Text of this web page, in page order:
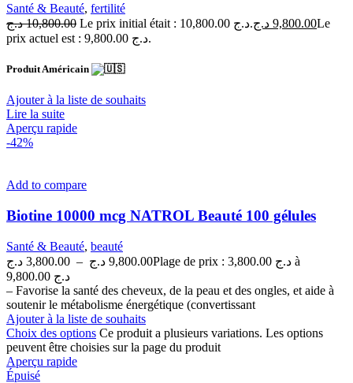
Santé & Beauté, fertilité
10,800.00 د.ج Le prix initial était : 10,800.00 د.ج. 9,800.00 د.ج
Le
prix actuel est : 9,800.00 د.ج.
Produit Américain
Ajouter à la liste de souhaits
Lire la suite
Aperçu rapide
-42%
Add to compare
Biotine 10000 mcg NATROL Beauté 100 gélules
Santé & Beauté, beauté
3,800.00 د.ج – 9,800.00 د.ج
Plage de prix : 3,800.00 د.ج à
9,800.00 د.ج
– Favorise la santé des cheveux, de la peau et des ongles, et aide à
soutenir le métabolisme énergétique (convertissant
Ajouter à la liste de souhaits
Choix des options Ce produit a plusieurs variations. Les options
peuvent être choisies sur la page du produit
Aperçu rapide
Épuisé